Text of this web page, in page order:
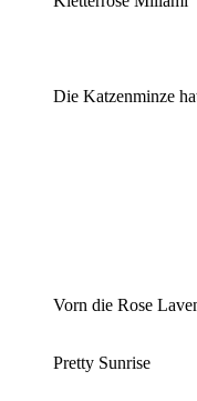
Die Katzenminze
Vorn die Rose
Pretty Sunrise